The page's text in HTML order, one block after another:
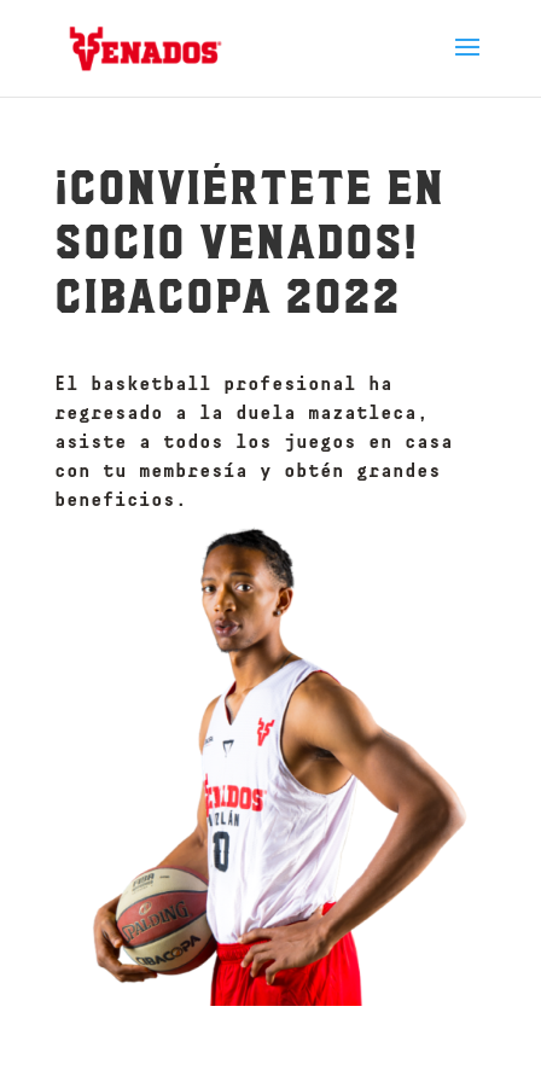
¡Conviértete en
Socio Venados!
Cibacopa 2022
El basketball profesional ha
regresado a la duela mazatleca,
asiste a todos los juegos en casa
con tu membresía y obtén grandes
beneficios.